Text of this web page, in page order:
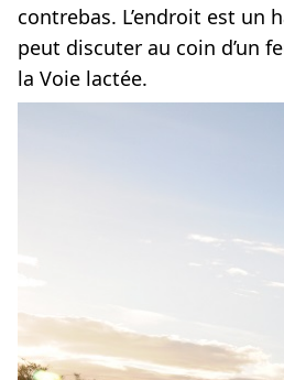
contrebas. L’endroit est un
peut discuter au coin d’un
la Voie lactée.